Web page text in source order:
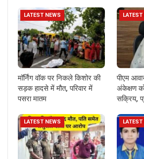
LATEST NEWS
मॉर्निंग वॉक पर निकले किशोर की
सड़क हादसे में मौत, परिवार में
पसरा मातम
LATEST
पीएम
अंकेक्षण
सक्रिय,
LATEST NEWS LATEST